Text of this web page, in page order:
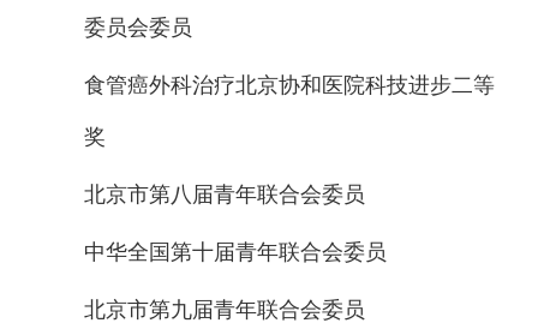
委员会委员
食管癌外科治疗北京协和医院科技进步二等
奖
北京市第八届青年联合会委员
中华全国第十届青年联合会委员
北京市第九届青年联合会委员